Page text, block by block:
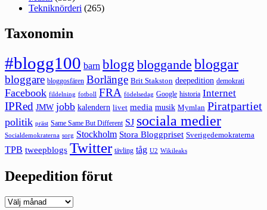
Tekniknörderi (265)
Taxonomin
#blogg100 barn blogg bloggande bloggar
bloggare bloggosfären Borlänge Brit Stakston deepedition demokrati
Facebook fildelning fotboll FRA födelsedag Google historia Internet
IPRed JMW jobb kalendern livet media musik Mymlan Piratpartiet
politik präst Same Same But Different SJ sociala medier
Socialdemokraterna sorg Stockholm Stora Bloggpriset Sverigedemokraterna
TPB tweepblogs Twitter tävling tåg U2 Wikileaks
Deepedition förut
Deepedition